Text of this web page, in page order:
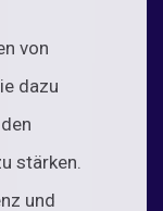
von
dazu
stärken.
und